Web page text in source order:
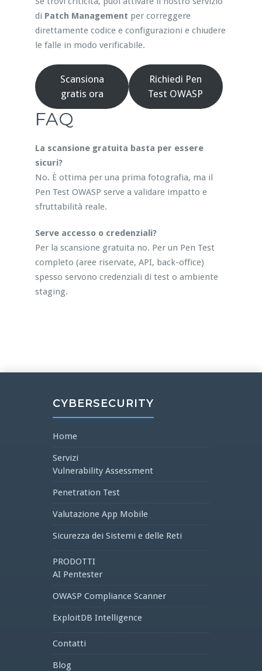
di Patch Management per correggere
direttamente codice e configurazioni e chiudere
le falle in modo verificabile.
Scansiona
gratis ora
Richiedi Pen
Test OWASP
FAQ
La scansione gratuita basta per essere
sicuri?
No. È ottima per una prima fotografia, ma il
Pen Test OWASP serve a validare impatto e
sfruttabilità reale.
Serve accesso o credenziali?
Per la scansione gratuita no. Per un Pen Test
completo (aree riservate, API, back-office)
spesso servono credenziali di test o ambiente
staging.
CYBERSECURITY
Home
Servizi
Vulnerability Assessment
Penetration Test
Valutazione App Mobile
Sicurezza dei Sistemi e delle Reti
PRODOTTI
AI Pentester
OWASP Compliance Scanner
ExploitDB Intelligence
Contatti
Blog